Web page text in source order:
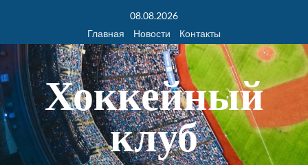
08.08.2026
Главная
Новости Контакты
Хоккейный
клуб